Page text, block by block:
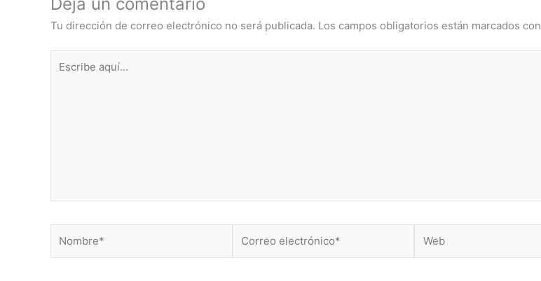
Tu dirección de correo electrónico no será publicada. Los campos obligatorios están marcados con
aquí...
electrónico*